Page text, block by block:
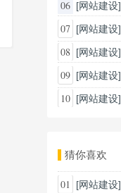
06 [网站建设]
07 [网站建设]
08 [网站建设]
09 [网站建设]
10 [网站建设]
猜你喜欢
01 [网站建设]